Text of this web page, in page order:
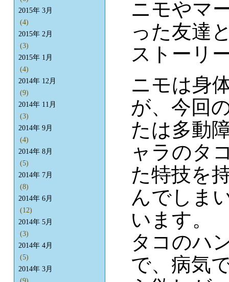
ニモやマ
った友達
ストーリ
ニモは身
が、今回
たは多動
ャラのタ
た特技を
んでしま
います。
タコのハ
で、病気
2015年 3月
(4)
2015年 2月
(3)
2015年 1月
(4)
2014年 12月
(9)
2014年 11月
(3)
2014年 9月
(4)
2014年 8月
(5)
2014年 7月
(8)
2014年 6月
(12)
2014年 5月
(3)
2014年 4月
(5)
2014年 3月